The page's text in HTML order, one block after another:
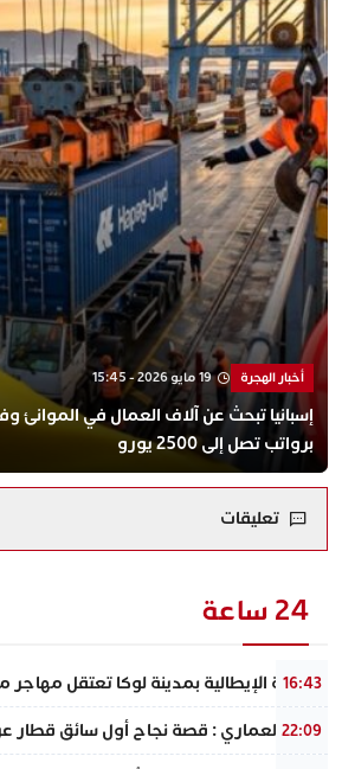
أخبار الهجرة 19 مايو 2026 - 15:45
إسبانيا تبحث عن آلاف العمال في الموانئ
برواتب تصل إلى 2500 يورو
تعليقات
24 ساعة
16:43
الشرطة الإيطالية بمدينة لوكا تعتقل مهاجر
22:09
ياسين العماري : قصة نجاح أول سائق قطار